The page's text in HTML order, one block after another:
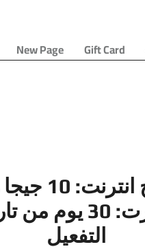
Gift Card
New Page
تصفح
الكرت: 30 يوم من
التفعيل